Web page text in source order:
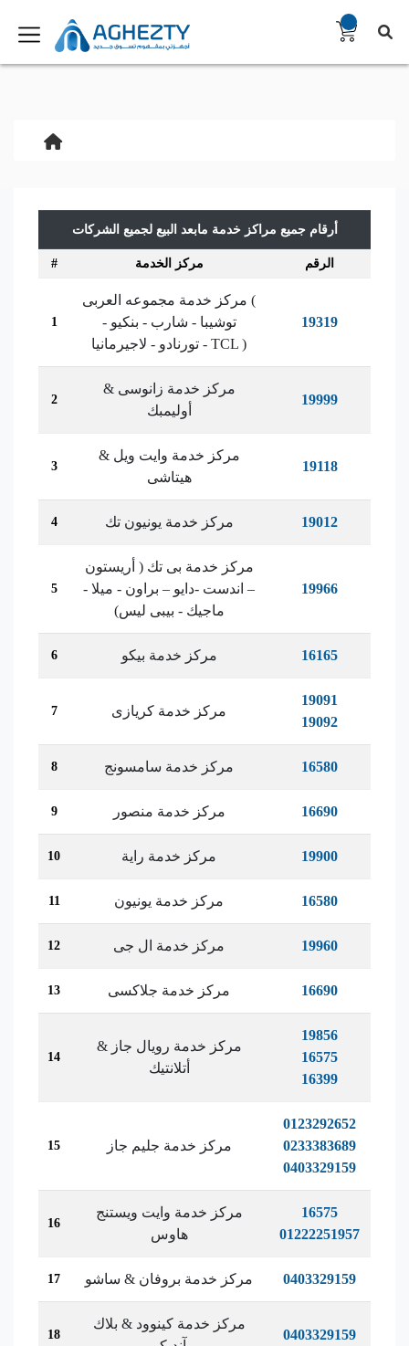
أرقام جميع مراكز خدمة مابعد البيع لجميع الشركات
# مركز الخدمة الرقم
1
مركز خدمة مجموعه العربى (
توشيبا - شارب - بنكيو -
تورنادو - لاجيرمانيا - TCL )
19319
2
مركز خدمة زانوسى &
أوليمبك
19999
3
مركز خدمة وايت ويل &
هيتاشى
19118
4 مركز خدمة يونيون تك 19012
5
مركز خدمة بى تك ( أريستون
– اندست -دايو – براون - ميلا -
ماجيك - بيبى ليس)
19966
6 مركز خدمة بيكو 16165
7 مركز خدمة كريازى
19091
19092
8 مركز خدمة سامسونج 16580
9 مركز خدمة منصور 16690
10 مركز خدمة راية 19900
11 مركز خدمة يونيون 16580
12 مركز خدمة ال جى 19960
13 مركز خدمة جلاكسى 16690
14
مركز خدمة رويال جاز &
أتلانتيك
19856
16575
16399
15 مركز خدمة جليم جاز
0123292652
0233383689
0403329159
16
مركز خدمة وايت ويستنج
هاوس
16575
01222251957
17 مركز خدمة بروفان & ساشو 0403329159
18
مركز خدمة كينوود & بلاك
0403329159